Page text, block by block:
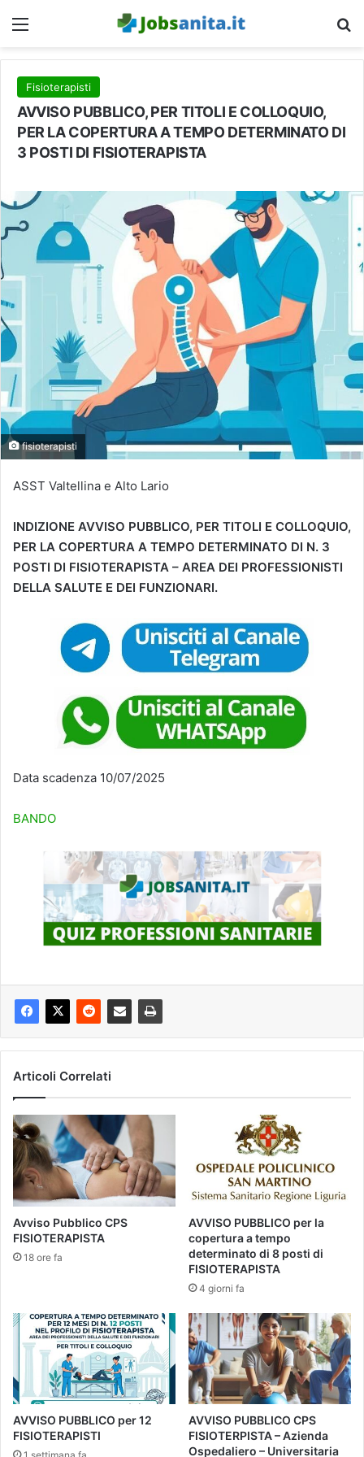
Menu
Fisioterapisti
AVVISO PUBBLICO, PER TITOLI E COLLOQUIO,
PER LA COPERTURA A TEMPO DETERMINATO DI
3 POSTI DI FISIOTERAPISTA
fisioterapisti
ASST Valtellina e Alto Lario
INDIZIONE AVVISO PUBBLICO, PER TITOLI E COLLOQUIO,
PER LA COPERTURA A TEMPO DETERMINATO DI N. 3
POSTI DI FISIOTERAPISTA – AREA DEI PROFESSIONISTI
DELLA SALUTE E DEI FUNZIONARI.
Data scadenza 10/07/2025
BANDO
Articoli Correlati
Avviso Pubblico CPS
FISIOTERAPISTA
18 ore fa
AVVISO PUBBLICO per la
copertura a tempo
determinato di 8 posti di
FISIOTERAPISTA
4 giorni fa
AVVISO PUBBLICO per 12
FISIOTERAPISTI
AVVISO PUBBLICO CPS
FISIOTERPISTA – Azienda
Ospedaliero – Universitaria